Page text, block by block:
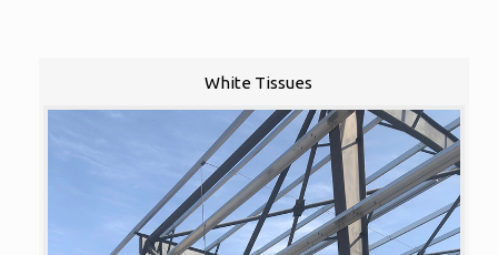
White Tissues